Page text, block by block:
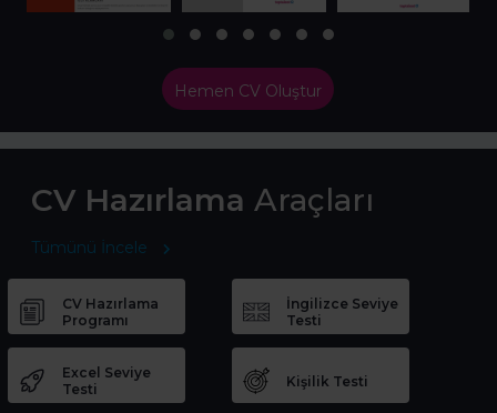
Hemen CV Oluştur
CV Hazırlama Araçları
Tümünü İncele
CV Hazırlama
Programı
İngilizce Seviye
Testi
Excel Seviye
Testi
Kişilik Testi